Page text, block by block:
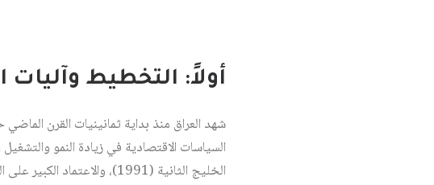
أولاً: التخطيط وآليات
الخليج الثانية (1991)،